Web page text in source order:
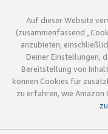
Auf dieser Website
(zusammenfassend
anzubieten,
Deiner Einstellungen,
Bereitstellung von
können Cookies für
zu erfahren, wie